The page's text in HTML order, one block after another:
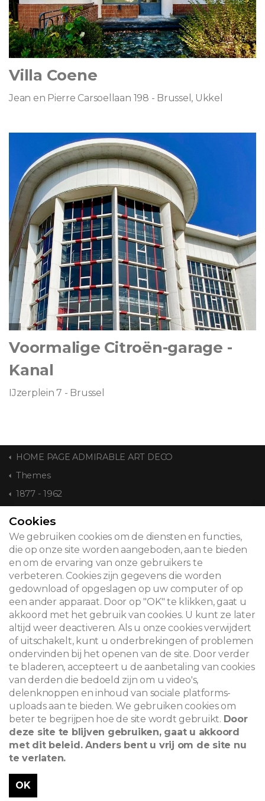
Villa Coene
Jean en Pierre Carsoellaan 198 - Brussel, Ukkel
Voormalige Citroën-garage -
Kanal
IJzerplein 7 - Brussel
HOME PAGE ADMIRABLE ART DECO
Themes
1877 - 1962
CONTACT
© 2026
Juridische kennisgeving
Newsletter
Zoeken
Cookies
We gebruiken cookies om de diensten en functies,
die op onze site worden aangeboden, aan te bieden
en om de ervaring van onze gebruikers te
verbeteren. Cookies zijn gegevens die worden
gedownload of opgeslagen op uw computer of op
een ander apparaat. Door op "OK" te klikken, gaat u
akkoord met het gebruik van cookies. U kunt ze later
altijd weer deactiveren. Als u onze cookies verwijdert
of uitschakelt, kunt u onderbrekingen of problemen
ondervinden bij het openen van de site. Door verder
te bladeren, accepteert u de aanbetaling van cookies
van derden die bedoeld zijn om u video's,
delenknoppen en inhoud van sociale platforms-
uploads aan te bieden. We gebruiken cookies om
beter te begrijpen hoe de site wordt gebruikt. Door
deze site te blijven gebruiken, gaat u akkoord
met dit beleid. Anders bent u vrij om de site nu
te verlaten.
OK